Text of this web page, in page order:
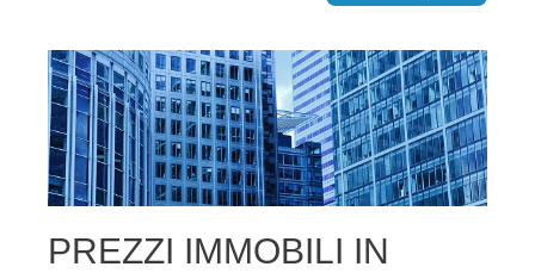
PREZZI IMMOBILI IN